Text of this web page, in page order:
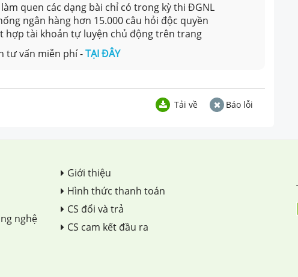
quen các dạng bài chỉ có trong kỳ thi ĐGNL
ngân hàng hơn 15.000 câu hỏi độc quyền
hợp tài khoản tự luyện chủ động trên trang
tư vấn miễn phí -TẠI ĐÂY
Tải về Báo lỗi
nghệ
Giới thiệu
Hình thức thanh toán
CS đổi và trả
CS cam kết đầu ra